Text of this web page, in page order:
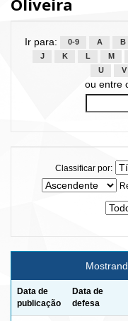
Oliveira
Ir para: 0-9 A B
J
K L M
U
V
ou entre
Classificar por:
Data de
publicação
Data de
defesa